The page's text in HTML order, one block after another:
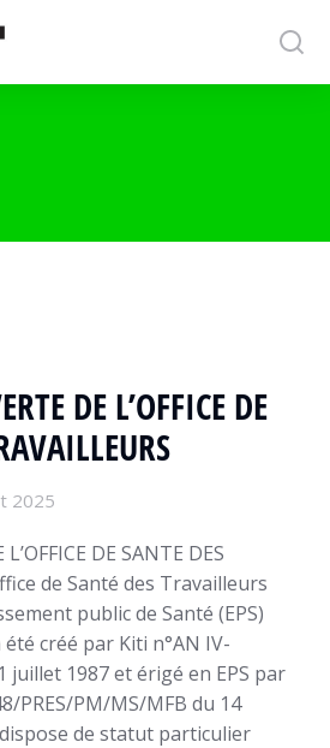
DE L’OFFICE DE
2025
DE SANTE DES
de Santé des Travailleurs
public de Santé (EPS)
créé par Kiti n°AN IV-
juillet 1987 et érigé en EPS par
PRES/PM/MS/MFB du 14
de statut particulier